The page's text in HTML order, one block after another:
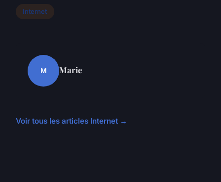
Internet
M Marie
Voir tous les articles Internet →